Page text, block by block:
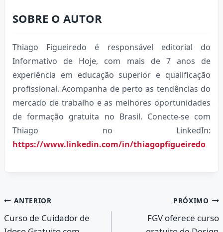
SOBRE O AUTOR
Thiago Figueiredo é responsável editorial do
Informativo de Hoje, com mais de 7 anos de
experiência em educação superior e qualificação
profissional. Acompanha de perto as tendências do
mercado de trabalho e as melhores oportunidades
de formação gratuita no Brasil. Conecte-se com
Thiago no LinkedIn:
https://www.linkedin.com/in/thiagopfigueiredo
Navegação
de
ANTERIOR
Curso de Cuidador de
PRÓXIMO
FGV oferece curso